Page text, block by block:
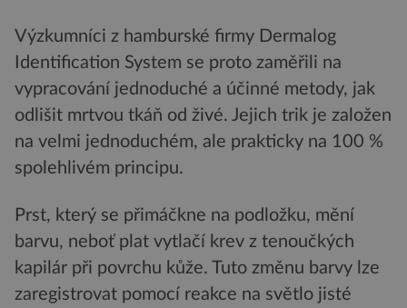
Výzkumníci z hamburské firmy Dermalog
Identification System se proto zaměřili na
vypracování jednoduché a účinné metody, jak
odlišit mrtvou tkáň od živé. Jejich trik je založen
na velmi jednoduchém, ale prakticky na 100 %
spolehlivém principu.
Prst, který se přimáčkne na podložku, mění
barvu, neboť plat vytlačí krev z tenoučkých
kapilár při povrchu kůže. Tuto změnu barvy lze
zaregistrovat pomocí reakce na světlo jisté